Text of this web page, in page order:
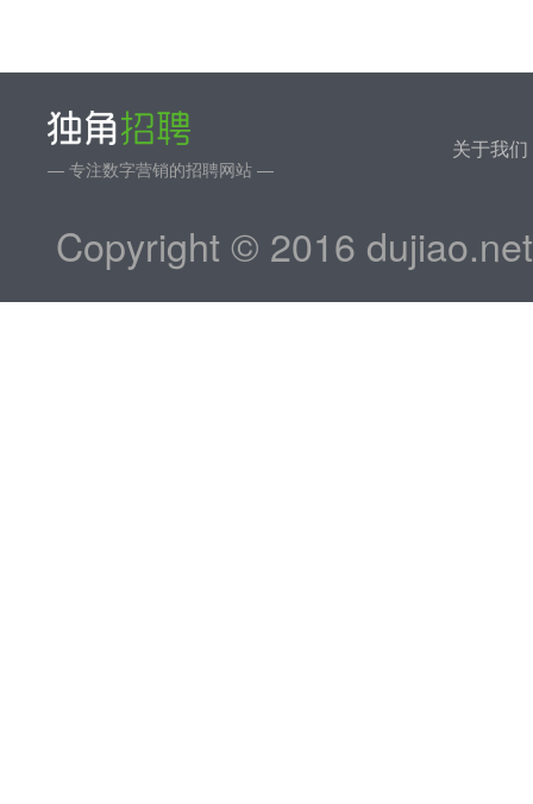
— 专注数字营销的招聘网站 —
关于我们
Copyright © 2016